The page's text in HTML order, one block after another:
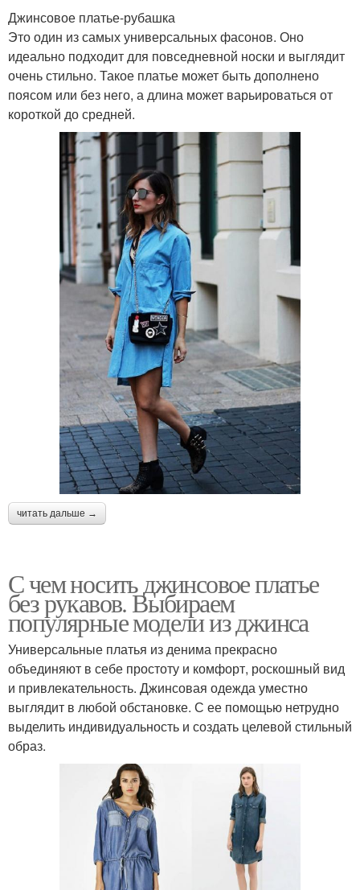
Джинсовое платье-рубашка
Это один из самых универсальных фасонов. Оно
идеально подходит для повседневной носки и выглядит
очень стильно. Такое платье может быть дополнено
поясом или без него, а длина может варьироваться от
короткой до средней.
читать дальше →
С чем носить джинсовое платье
без рукавов. Выбираем
популярные модели из джинса
Универсальные платья из денима прекрасно
объединяют в себе простоту и комфорт, роскошный вид
и привлекательность. Джинсовая одежда уместно
выглядит в любой обстановке. С ее помощью нетрудно
выделить индивидуальность и создать целевой стильный
образ.